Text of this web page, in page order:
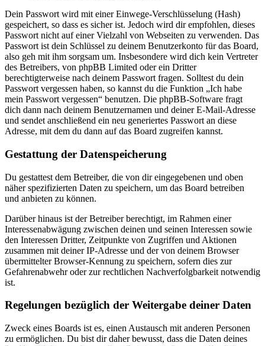
Dein Passwort wird mit einer Einwege-Verschlüsselung (Hash)
gespeichert, so dass es sicher ist. Jedoch wird dir empfohlen, dieses
Passwort nicht auf einer Vielzahl von Webseiten zu verwenden. Das
Passwort ist dein Schlüssel zu deinem Benutzerkonto für das Board,
also geh mit ihm sorgsam um. Insbesondere wird dich kein Vertreter
des Betreibers, von phpBB Limited oder ein Dritter
berechtigterweise nach deinem Passwort fragen. Solltest du dein
Passwort vergessen haben, so kannst du die Funktion „Ich habe
mein Passwort vergessen“ benutzen. Die phpBB-Software fragt
dich dann nach deinem Benutzernamen und deiner E-Mail-Adresse
und sendet anschließend ein neu generiertes Passwort an diese
Adresse, mit dem du dann auf das Board zugreifen kannst.
Gestattung der Datenspeicherung
Du gestattest dem Betreiber, die von dir eingegebenen und oben
näher spezifizierten Daten zu speichern, um das Board betreiben
und anbieten zu können.
Darüber hinaus ist der Betreiber berechtigt, im Rahmen einer
Interessenabwägung zwischen deinen und seinen Interessen sowie
den Interessen Dritter, Zeitpunkte von Zugriffen und Aktionen
zusammen mit deiner IP-Adresse und der von deinem Browser
übermittelter Browser-Kennung zu speichern, sofern dies zur
Gefahrenabwehr oder zur rechtlichen Nachverfolgbarkeit notwendig
ist.
Regelungen bezüglich der Weitergabe deiner Daten
Zweck eines Boards ist es, einen Austausch mit anderen Personen
zu ermöglichen. Du bist dir daher bewusst, dass die Daten deines